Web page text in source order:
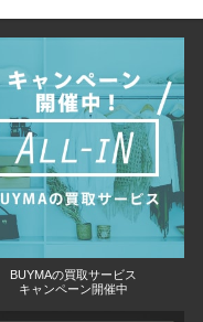
BUYMAの買取サービス
キャンペーン開催中